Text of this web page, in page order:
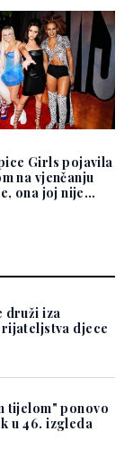
Girls pojavila
na vjenčanju
ona joj nije
druži iza
djece
tijelom" ponovo
u 46. izgleda